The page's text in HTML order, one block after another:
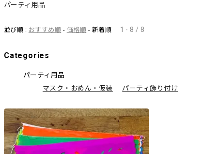
パーティ用品
並び順 : おすすめ順 - 価格順 - 新着順 1 - 8 / 8
Categories
パーティ用品
マスク・おめん・仮装
パーティ飾り付け